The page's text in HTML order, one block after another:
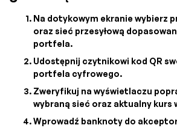
Na dotykowym ekranie wybierz
oraz sieć przesyłową
portfela.
Udostępnij czytnikowi kod QR
portfela cyfrowego.
Zweryfikuj na wyświetlaczu
wybraną sieć oraz aktualny kurs
Wprowadź banknoty do